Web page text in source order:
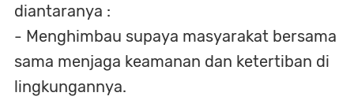
diantaranya :
- Menghimbau supaya masyarakat bersama
sama menjaga keamanan dan ketertiban di
lingkungannya.